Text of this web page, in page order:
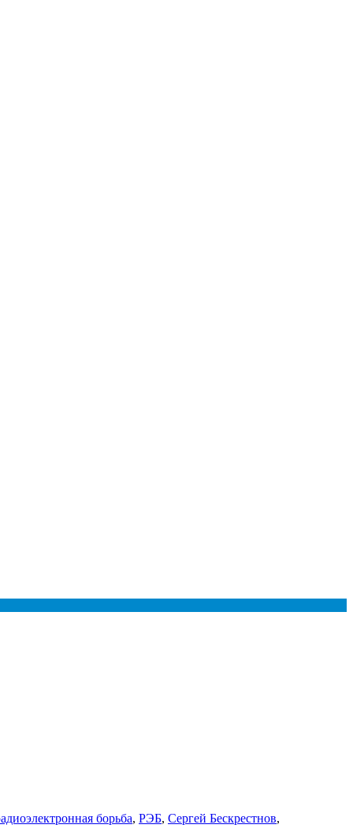
борьба, РЭБ, Сергей Бескрестнов,